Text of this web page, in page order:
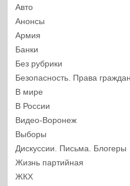
Авто
Анонсы
Армия
Банки
Без рубрики
Безопасность. Права граждан
В мире
В России
Видео-Воронеж
Выборы
Дискуссии. Письма. Блогеры
Жизнь партийная
ЖКХ